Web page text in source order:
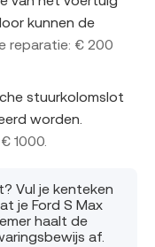
kunnen de
reparatie: € 200
stuurkolomslot
worden.
1000.
Vul je kenteken
je Ford S Max
haalt de
af.